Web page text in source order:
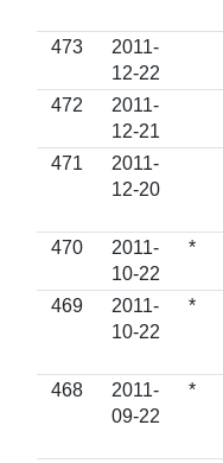
473
2011-
12-22
472
2011-
12-21
471
2011-
12-20
470
2011-
10-22
*
469
2011-
10-22
*
468
2011-
09-22
*